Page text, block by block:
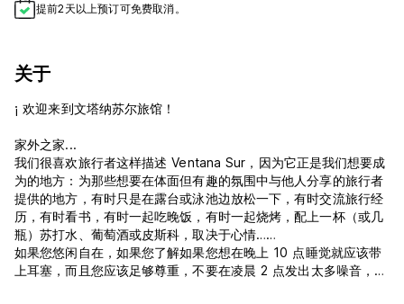
提前2天以上预订可免费取消。
关于
¡ 欢迎来到文塔纳苏尔旅馆！
家外之家...
我们很喜欢旅行者这样描述 Ventana Sur，因为它正是我们想要成
为的地方：为那些想要在体面但有趣的氛围中与他人分享的旅行者
提供的地方，有时只是在露台或泳池边放松一下，有时交流旅行经
历，有时看书，有时一起吃晚饭，有时一起烧烤，配上一杯（或几
瓶）苏打水、葡萄酒或皮斯科，取决于心情……
如果您悠闲自在，如果您了解如果您想在晚上 10 点睡觉就应该带
上耳塞，而且您应该足够尊重，不要在凌晨 2 点发出太多噪音，那